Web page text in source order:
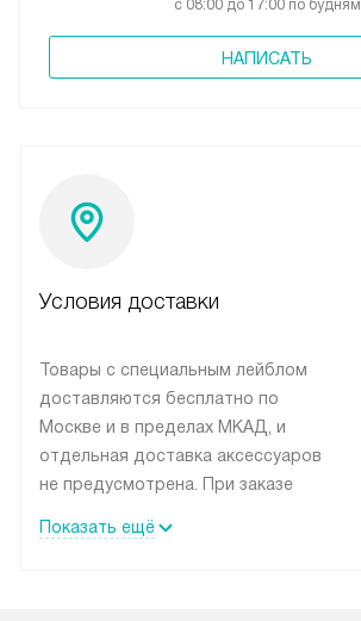
с 08:00 до 17:00 по будням
НАПИСАТЬ
Условия доставки
Товары с специальным лейблом
доставляются бесплатно по
Москве и в пределах МКАД, и
отдельная доставка аксессуаров
не предусмотрена. При заказе
рекомендуем обсудить с
Показать ещё